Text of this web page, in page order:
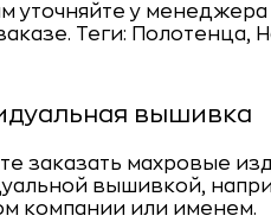
уточняйте у менеджера
Теги: Полотенца,
вышивка
заказать махровые
вышивкой,
компании или именем.